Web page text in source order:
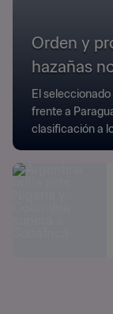
Orden y
hazañas
El
frente a
clasificación a